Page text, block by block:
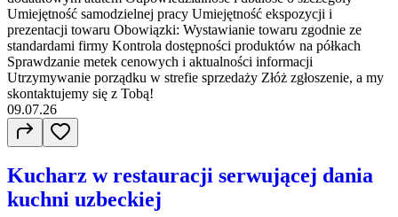
Umiejętność samodzielnej pracy Umiejętność ekspozycji i
prezentacji towaru Obowiązki: Wystawianie towaru zgodnie ze
standardami firmy Kontrola dostępności produktów na półkach
Sprawdzanie metek cenowych i aktualności informacji
Utrzymywanie porządku w strefie sprzedaży Złóż zgłoszenie, a my
skontaktujemy się z Tobą!
09.07.26
Kucharz w restauracji serwującej dania
kuchni uzbeckiej